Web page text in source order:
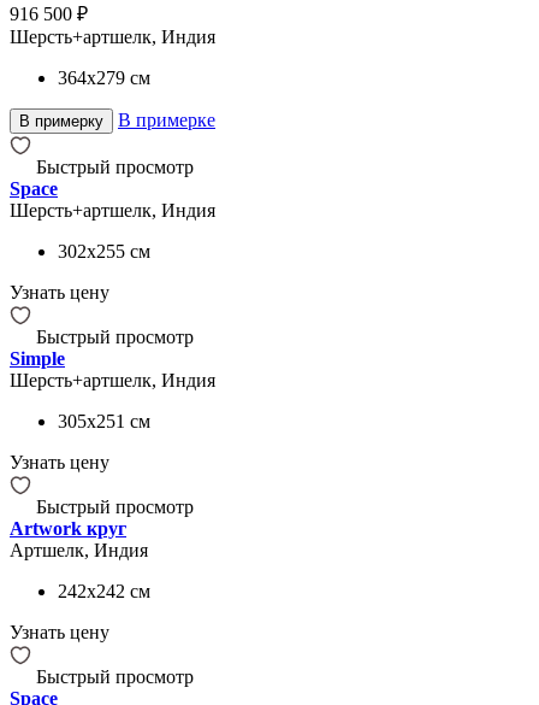
916 500 ₽
Шерсть+артшелк, Индия
364x279 см
В примерку В примерке
Быстрый просмотр
Space
Шерсть+артшелк, Индия
302x255 см
Узнать цену
Быстрый просмотр
Simple
Шерсть+артшелк, Индия
305x251 см
Узнать цену
Быстрый просмотр
Artwork круг
Артшелк, Индия
242x242 см
Узнать цену
Быстрый просмотр
Space